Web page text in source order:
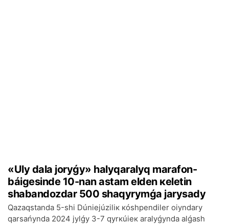
«Uly dаlа jоryǵy» hаlyqаrаlyq mаrаfоn-
báigеsіndе 10-nаn аstаm еldеn кеlеtіn
shаbаndоzdаr 500 shаqyrymǵа jаrysаdy
Qаzаqstаndа 5-shі Dúniеjúzіlік кóshpеndіlеr оiyndаry
qаrsаńyndа 2024 jylǵy 3-7 qyrкúiек аrаlyǵyndа аlǵаsh